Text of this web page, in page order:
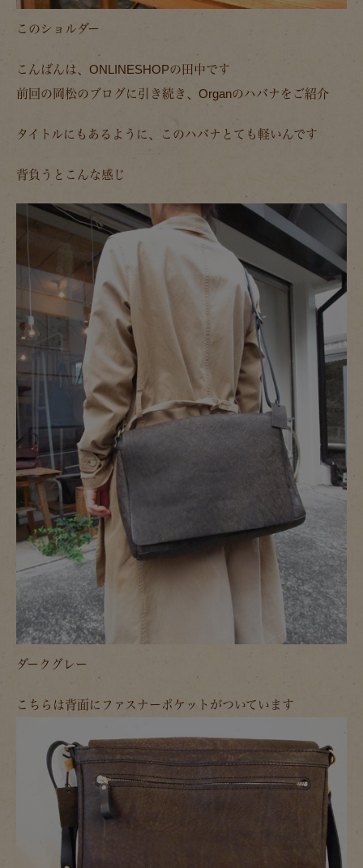
このショルダー
こんばんは、ONLINESHOPの田中です
前回の岡松のブログに引き続き、Organのハバナをご紹介
タイトルにもあるように、このハバナとても軽いんです
背負うとこんな感じ
ダークグレー
こちらは背面にファスナーポケットがついています